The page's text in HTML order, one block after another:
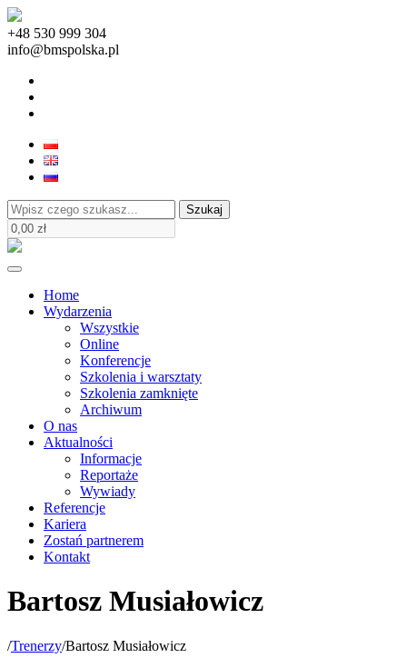
+48 530 999 304
info@bmspolska.pl
Szukaj
Home
Wydarzenia
Wszystkie
Online
Konferencje
Szkolenia i warsztaty
Szkolenia zamknięte
Archiwum
O nas
Aktualności
Informacje
Reportaże
Wywiady
Referencje
Kariera
Zostań partnerem
Kontakt
Bartosz Musiałowicz
/Trenerzy/Bartosz Musiałowicz